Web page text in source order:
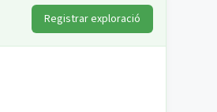
Registrar exploració